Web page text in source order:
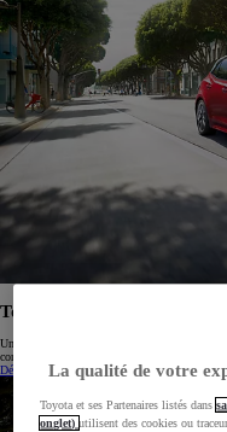
Toyota Corolla
Une conduite à la fois douce et réactive grâce
combine performance et basse consommation.
Découvrez CorollaLa qualité de votre
Toyota et ses Partenaires listés dans
onglet) utilisent des cookies ou